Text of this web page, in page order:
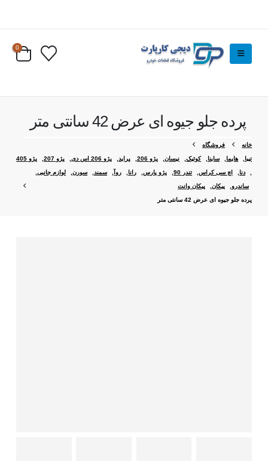
0
پرده جلو جیوه ای عرض 42 سانتی متر
خانه فروشگاه
تیبا هایما ساینا کوئیک, نیسان, پژو 206 , پراید, پژو 206 اس دی , پژو 207 , پژو 405
دنا اچ سی کراس تندر 90 , پژو پارس رانا روآ سمند, سورن, لوازم جانبی,
ساندرو, پیکان, پیکان وانت
پرده جلو جیوه ای عرض 42 سانتی متر